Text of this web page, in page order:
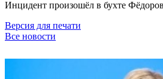
Инцидент произошёл в бухте
Версия для печати
Все новости